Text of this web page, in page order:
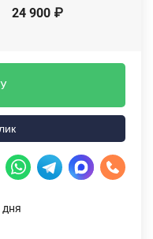
24 900 ₽
дня